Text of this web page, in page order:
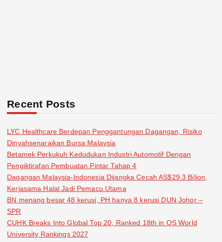
Recent Posts
LYC Healthcare Berdepan Penggantungan Dagangan, Risiko
Dinyahsenaraikan Bursa Malaysia
Betamek Perkukuh Kedudukan Industri Automotif Dengan
Pengiktirafan Pembuatan Pintar Tahap 4
Dagangan Malaysia-Indonesia Dijangka Cecah AS$29.3 Bilion,
Kerjasama Halal Jadi Pemacu Utama
BN menang besar 48 kerusi, PH hanya 8 kerusi DUN Johor –
SPR
CUHK Breaks Into Global Top 20, Ranked 18th in QS World
University Rankings 2027